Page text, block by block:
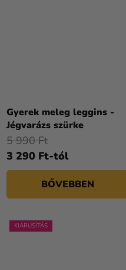
Gyerek meleg leggins -
Jégvarázs szürke
3 290 Ft-tól
5 990 Ft
BŐVEBBEN
KIÁRUSÍTÁS